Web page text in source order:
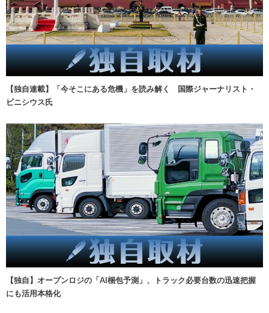
【独自連載】「今そこにある危機」を読み解く 国際ジャーナリスト・
ビニシウス氏
【独自】オープンロジの「AI梱包予測」、トラック必要台数の迅速把握
にも活用本格化